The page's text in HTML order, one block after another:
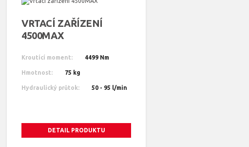
VRTACÍ ZAŘÍZENÍ
4500MAX
Kroutící moment: 4499 Nm
Hmotnost: 75 kg
Hydraulický průtok: 50 - 95 l/min
DETAIL PRODUKTU